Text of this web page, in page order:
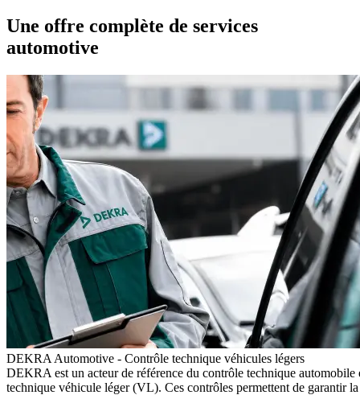
Une offre complète de services
automotive
DEKRA Automotive - Contrôle technique véhicules légers
DEKRA est un acteur de référence du contrôle technique automobile
technique véhicule léger (VL). Ces contrôles permettent de garantir la